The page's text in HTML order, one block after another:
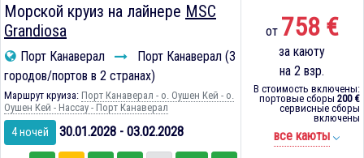
Морской круиз на лайнере MSC
Grandiosa
Порт Канаверал
Порт Канаверал (3
городов/портов в 2 странах)
Маршрут круиза: Порт Канаверал - о. Оушен Кей - о.
Оушен Кей - Нассау - Порт Канаверал
4 ночей 30.01.2028 - 03.02.2028
от 758 €
за каюту
на 2 взр.
В стоимость включены:
портовые сборы 200 €
сервисные сборы
включены
все каюты